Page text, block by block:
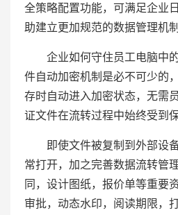
全策略配置功能，可满足企业
助建立更加规范的数据管理机制
企业如何守住员工电脑中
件自动加密机制是必不可少的
存时自动进入加密状态，无需
证文件在流转过程中始终受到保
即使文件被复制到外部设
常打开，加之完善数据流转管
同，设计图纸，报价单等重要
审批，动态水印，阅读期限，